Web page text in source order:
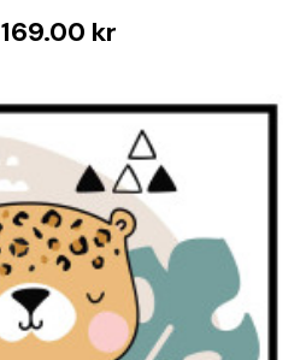
169.00 kr